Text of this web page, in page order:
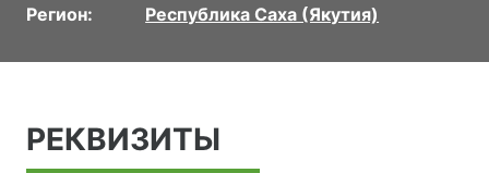
Регион:
Республика Саха (Якутия)
РЕКВИЗИТЫ